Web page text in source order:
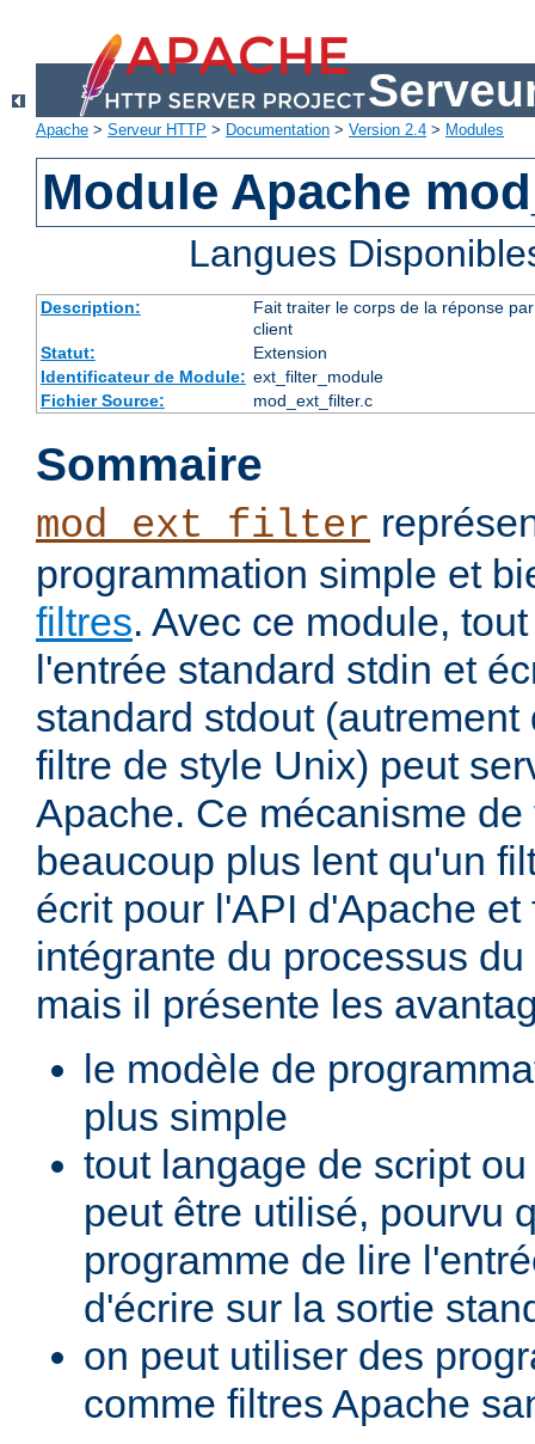
Apache > Serveur HTTP > Documentation > Version 2.4 > Modules
Module Apache
Langues
Description:
Fait traiter le corps de la réponse
client
Statut:
Extension
Identificateur de Module: ext_filter_module
Fichier Source:
mod_ext_filter.c
Sommaire
mod_ext_filter
programmation simple et
filtres. Avec ce module,
l'entrée standard stdin et
standard stdout
filtre de style Unix) peut
Apache. Ce mécanisme de
beaucoup plus lent qu'un
écrit pour l'API d'Apache et
intégrante du processus
mais il présente les
le modèle de
plus simple
tout langage de script
peut être utilisé, pourvu
programme de lire
d'écrire sur la sortie
on peut utiliser des
comme filtres Apache